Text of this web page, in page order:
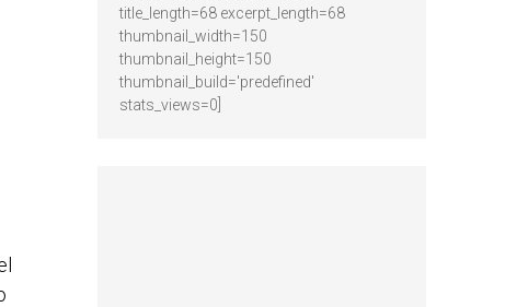
title_length=68 excerpt_length=68
thumbnail_width=150
thumbnail_height=150
thumbnail_build='predefined'
stats_views=0]